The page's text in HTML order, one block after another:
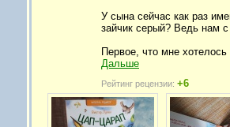
У сына сейчас как раз
зайчик серый? Ведь нам
Первое, что мне
Дальше
Рейтинг рецензии: +6